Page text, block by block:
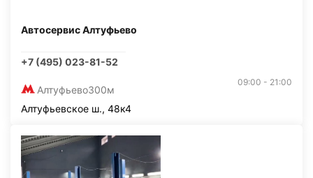
Автосервис Алтуфьево
+7 (495) 023-81-52
Алтуфьево300м
09:00 - 21:00
Алтуфьевское ш., 48к4